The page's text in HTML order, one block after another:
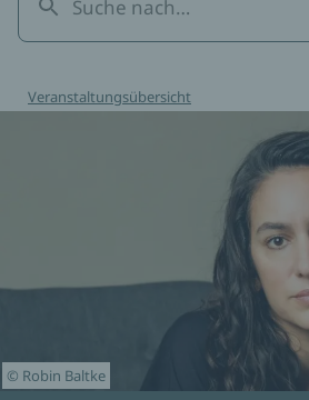
Veranstaltungsübersicht
© Robin Baltke